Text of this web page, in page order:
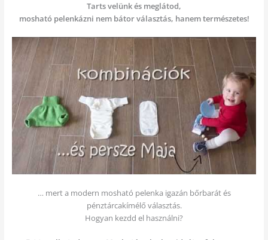
Tarts velünk és meglátod,
mosható pelenkázni nem bátor választás, hanem természetes!
… mert a modern mosható pelenka igazán bőrbarát és
pénztárcakímélő választás.
Hogyan kezdd el használni?